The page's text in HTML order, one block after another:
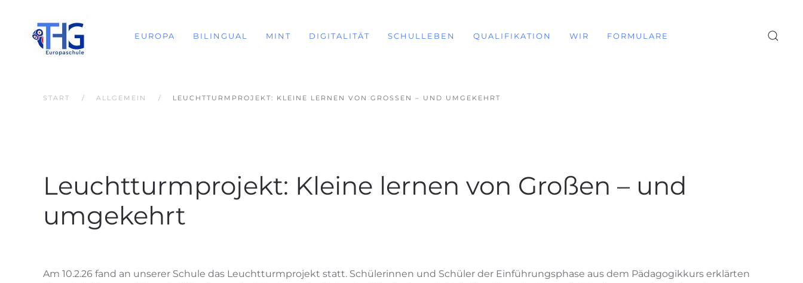
EUROPA BILINGUAL MINT DIGITALITÄT SCHULLEBEN QUALIFIKATION WIR FORMULARE
START ALLGEMEIN LEUCHTTURMPROJEKT: KLEINE LERNEN VON GROSSEN – UND UMGEKEHRT
Leuchtturmprojekt: Kleine lernen von Großen – und
umgekehrt
Am 10.2.26 fand an unserer Schule das Leuchtturmprojekt statt. Schülerinnen und Schüler der Einführungsphase aus dem Pädagogikkurs erklärten